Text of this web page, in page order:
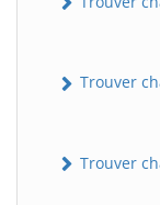
Trouver
Trouver